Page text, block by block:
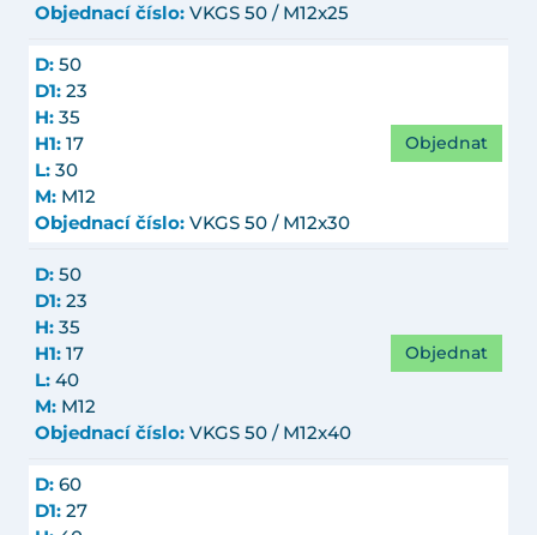
Objednací číslo: VKGS 50 / M12x25
D: 50
D1: 23
H: 35
H1: 17
L: 30
M: M12
Objednací číslo: VKGS 50 / M12x30
Objednat
D: 50
D1: 23
H: 35
H1: 17
L: 40
M: M12
Objednací číslo: VKGS 50 / M12x40
Objednat
D: 60
D1: 27